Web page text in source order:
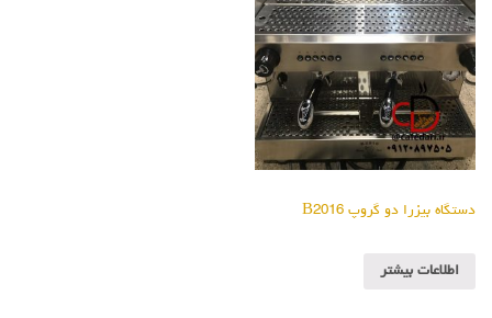
دستگاه بیزرا دو گروپ B2016
اطلاعات بیشتر